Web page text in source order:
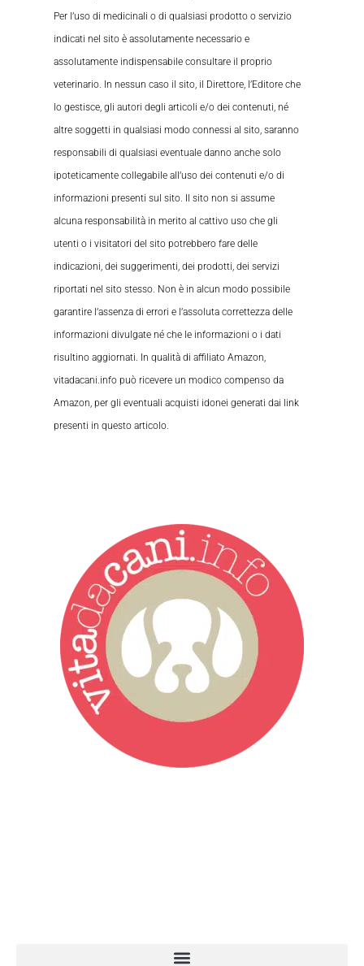
Per l’uso di medicinali o di qualsiasi prodotto o servizio
indicati nel sito è assolutamente necessario e
assolutamente indispensabile consultare il proprio
veterinario. In nessun caso il sito, il Direttore, l’Editore che
lo gestisce, gli autori degli articoli e/o dei contenuti, né
altre soggetti in qualsiasi modo connessi al sito, saranno
responsabili di qualsiasi eventuale danno anche solo
ipoteticamente collegabile all’uso dei contenuti e/o di
informazioni presenti sul sito. Il sito non si assume
alcuna responsabilità in merito al cattivo uso che gli
utenti o i visitatori del sito potrebbero fare delle
indicazioni, dei suggerimenti, dei prodotti, dei servizi
riportati nel sito stesso. Non è in alcun modo possibile
garantire l’assenza di errori e l’assoluta correttezza delle
informazioni divulgate né che le informazioni o i dati
risultino aggiornati. In qualità di affiliato Amazon,
vitadacani.info può ricevere un modico compenso da
Amazon, per gli eventuali acquisti idonei generati dai link
presenti in questo articolo.